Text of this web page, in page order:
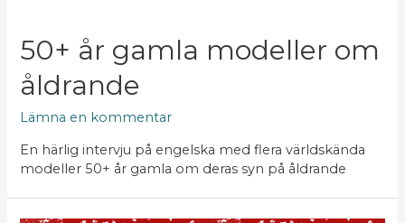
50+ år gamla modeller om
åldrande
Lämna en kommentar
En härlig intervju på engelska med flera världskända
modeller 50+ år gamla om deras syn på åldrande